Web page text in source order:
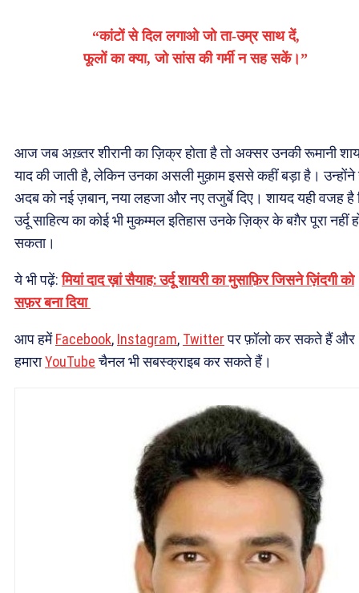
“कांटों से दिल लगाओ जो ता-उम्र साथ दें,
फूलों का क्या, जो सांस की गर्मी न सह सकें।”
आज जब अख़्तर शीरानी का ज़िक्र होता है तो अक्सर उनकी रूमानी
याद की जाती है, लेकिन उनका असली मुक़ाम इससे कहीं बड़ा है। उन्होंने
अदब को नई ज़बान, नया लहजा और नए तजुर्बे दिए। शायद यही वजह है
उर्दू साहित्य का कोई भी मुकम्मल इतिहास उनके ज़िक्र के बग़ैर पूरा नहीं
सकता।
ये भी पढ़ें:मियां दाद ख़ां सैयाह: उर्दू शायरी का मुसाफ़िर जिसने ज़िंदगी को
सफ़र बना दिया
आप हमेंFacebook, Instagram, Twitterपर फ़ॉलो कर सकते हैं और
हमाराYouTubeचैनल भी सबस्क्राइब कर सकते हैं।